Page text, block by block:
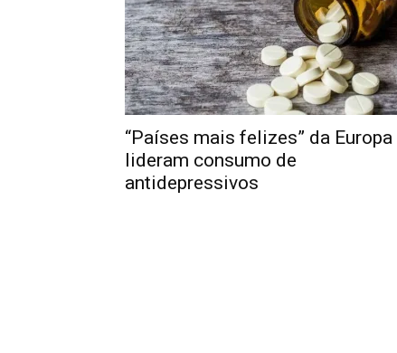
“Países mais felizes” da Europa
lideram consumo de
antidepressivos